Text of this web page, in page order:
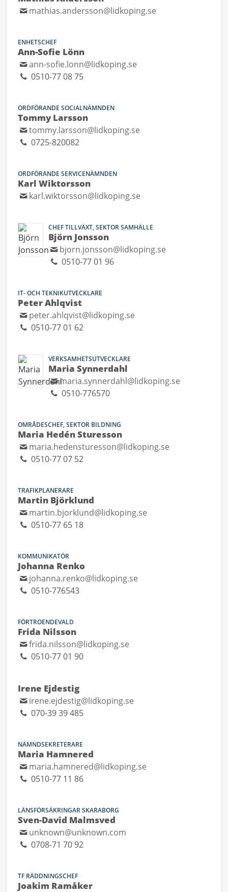
mathias.andersson@lidkoping.se
ENHETSCHEF
Ann-Sofie Lönn
ann-sofie.lonn@lidkoping.se
0510-77 08 75
ORDFÖRANDE SOCIALNÄMNDEN
Tommy Larsson
tommy.larsson@lidkoping.se
0725-820082
ORDFÖRANDE SERVICENÄMNDEN
Karl Wiktorsson
karl.wiktorsson@lidkoping.se
CHEF TILLVÄXT, SEKTOR SAMHÄLLE
Björn Jonsson
bjorn.jonsson@lidkoping.se
0510-77 01 96
IT- OCH TEKNIKUTVECKLARE
Peter Ahlqvist
peter.ahlqvist@lidkoping.se
0510-77 01 62
VERKSAMHETSUTVECKLARE
Maria Synnerdahl
maria.synnerdahl@lidkoping.se
0510-776570
OMRÅDESCHEF, SEKTOR BILDNING
Maria Hedén Sturesson
maria.hedensturesson@lidkoping.se
0510-77 07 52
TRAFIKPLANERARE
Martin Björklund
martin.bjorklund@lidkoping.se
0510-77 65 18
KOMMUNIKATÖR
Johanna Renko
johanna.renko@lidkoping.se
0510-776543
FÖRTROENDEVALD
Frida Nilsson
frida.nilsson@lidkoping.se
0510-77 01 90
Irene Ejdestig
irene.ejdestig@lidkoping.se
070-39 39 485
NÄMNDSEKRETERARE
Maria Hamnered
maria.hamnered@lidkoping.se
0510-77 11 86
LÄNSFÖRSÄKRINGAR SKARABORG
Sven-David Malmsved
unknown@unknown.com
0708-71 70 92
TF RÄDDNINGSCHEF
Joakim Ramåker